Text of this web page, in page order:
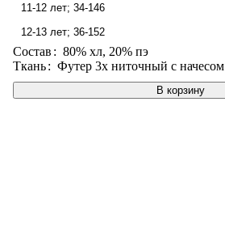
В корзину
11-12 лет; 34-146
12-13 лет; 36-152
Состав: 80% хл, 20% пэ
Ткань: Футер 3х ниточный с начесом